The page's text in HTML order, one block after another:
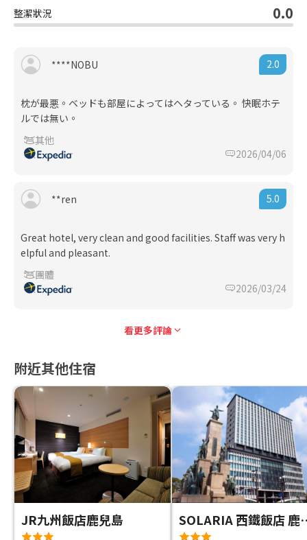
整潔狀況 0.0
****NOBU 2.0
枕が最悪。ベッドも部屋によってはヘタっている。 快眠ホテ
ルでは無い。
其他
2026/04/06
**ren 5.0
Great hotel, very clean and good facilities. Staff was very h
elpful and pleasant.
團體
2026/03/24
看更多評論
附近其他住宿
JR九州飯店鹿兒島